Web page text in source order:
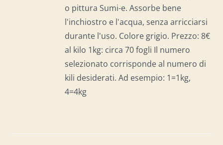
o pittura Sumi-e. Assorbe bene
l'inchiostro e l'acqua, senza arricciarsi
durante l'uso. Colore grigio. Prezzo: 8€
al kilo 1kg: circa 70 fogli Il numero
selezionato corrisponde al numero di
kili desiderati. Ad esempio: 1=1kg,
4=4kg